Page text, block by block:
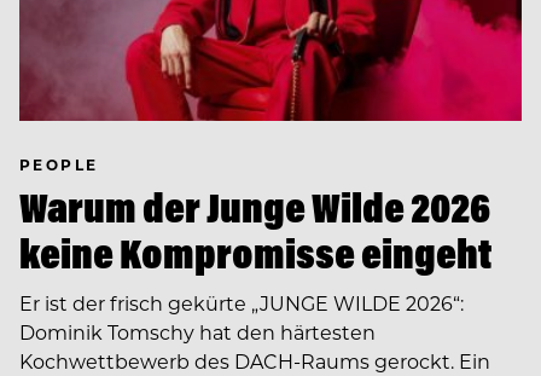
PEOPLE
Warum der Junge Wilde 2026
keine Kompromisse eingeht
Er ist der frisch gekürte „JUNGE WILDE 2026“:
Dominik Tomschy hat den härtesten
Kochwettbewerb des DACH-Raums gerockt. Ein